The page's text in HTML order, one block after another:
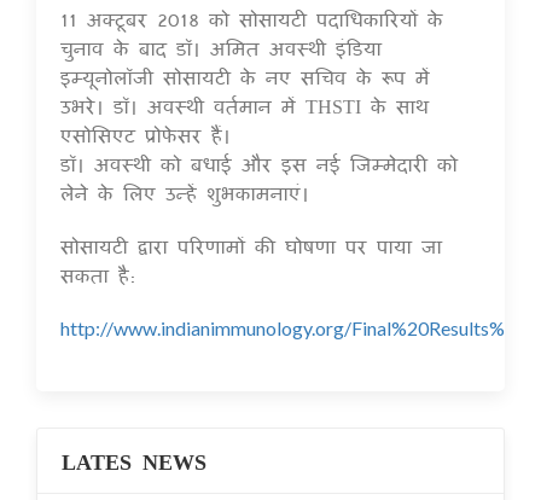
16 Jul 2020
11 अक्टूबर 2018 को सोसायटी पदाधिकारियों के
चुनाव के बाद डॉ। अमित अवस्थी इंडिया
इम्यूनोलॉजी सोसायटी के नए सचिव के रूप में
उभरे। डॉ। अवस्थी वर्तमान में THSTI के साथ
एसोसिएट प्रोफेसर हैं।
डॉ। अवस्थी को बधाई और इस नई जिम्मेदारी को
लेने के लिए उन्हें शुभकामनाएं।
सोसायटी द्वारा परिणामों की घोषणा पर पाया जा
सकता है:
http://www.indianimmunology.org/
LATES NEWS